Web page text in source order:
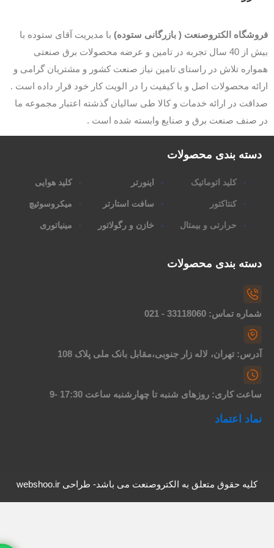
الکتروصنعت ( بازرگانی ستوده)با مدیریت آقای ستوده با
بیش از 40 سال تجربه در تامین و عرضه محصولات برق صنعتی
تلاش در راستای تامین نیاز صنعت کشور و مشتریان گرامی و
محصولات اصل و با کیفیت را در الویت کار خود قرار داده است .
در ارائه خدمات و کالا طی سالیان گذشته اعتبار مجموعه ما
صنف صنعت برق و صنایع وابسته شده است .
بندی محصولات
کلید اتوماتیک
کنتاکتور
حرارتی و بیمتال
اینورتر
سافت استارتر
خازن و رگولاتور
کلید هوایی
میکروسوئیچ
مینیاتوری
بندی محصولات
تماس: 33118060 - 021
تهران، لاله زار جنوبی،مقابل بانک ملی پلاک 108
کاری: روزهای شنبه تا چهارشنبه ساعت 17:30 -9
اعتماد
کلیه حقوق متعلق به الکتروصنعت می باشد- طراحی webshoo.ir